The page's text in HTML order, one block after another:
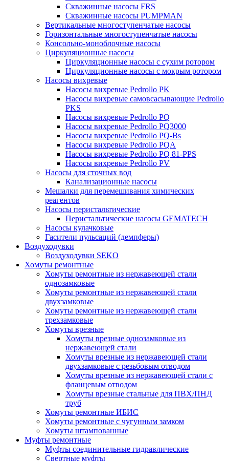
Скважинные насосы FRS
Скважинные насосы PUMPMAN
Вертикальные многоступенчатые насосы
Горизонтальные многоступенчатые насосы
Консольно-моноблочные насосы
Циркуляционные насосы
Циркуляционные насосы с сухим ротором
Циркуляционные насосы с мокрым ротором
Насосы вихревые
Насосы вихревые Pedrollo PK
Насосы вихревые самовсасывающие Pedrollo
PKS
Насосы вихревые Pedrollo PQ
Насосы вихревые Pedrollo PQ3000
Насосы вихревые Pedrollo PQ-Bs
Насосы вихревые Pedrollo PQA
Насосы вихревые Pedrollo PQ 81-PPS
Насосы вихревые Pedrollo PV
Насосы для сточных вод
Канализационные насосы
Мешалки для перемешивания химических
реагентов
Насосы перистальтические
Перистальтические насосы GEMATECH
Насосы кулачковые
Гасители пульсаций (демпферы)
Воздуходувки
Воздуходувки SEKO
Хомуты ремонтные
Хомуты ремонтные из нержавеющей стали
однозамковые
Хомуты ремонтные из нержавеющей стали
двухзамковые
Хомуты ремонтные из нержавеющей стали
трехзамковые
Хомуты врезные
Хомуты врезные однозамковые из
нержавеющей стали
Хомуты врезные из нержавеющей стали
двухзамковые с резьбовым отводом
Хомуты врезные из нержавеющей стали с
фланцевым отводом
Хомуты врезные стальные для ПВХ/ПНД
труб
Хомуты ремонтные ИБИС
Хомуты ремонтные с чугунным замком
Хомуты штампованные
Муфты ремонтные
Муфты соединительные гидравлические
Свертные муфты